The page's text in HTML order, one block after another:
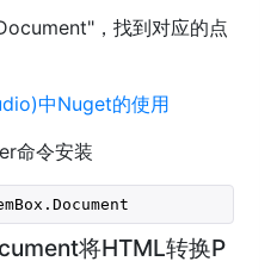
，找到对应的点
中Nuget的使用
命令安装
将HTML转换P